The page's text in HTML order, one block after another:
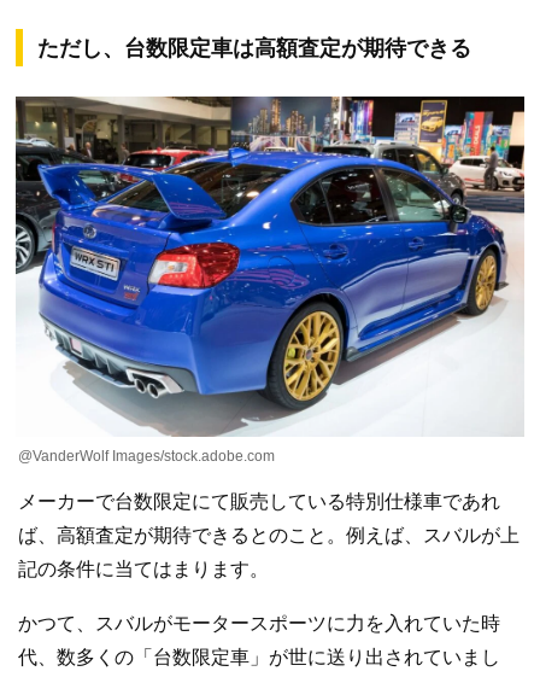
ただし、台数限定車は高額査定が期待できる
@VanderWolf Images/stock.adobe.com
メーカーで台数限定にて販売している特別仕様車であれ
ば、高額査定が期待できるとのこと。例えば、スバルが上
記の条件に当てはまります。
かつて、スバルがモータースポーツに力を入れていた時
代、数多くの「台数限定車」が世に送り出されていまし